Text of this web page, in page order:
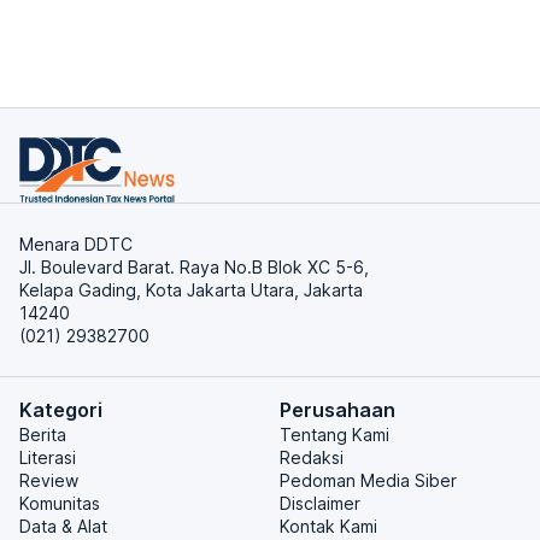
Menara DDTC
Jl. Boulevard Barat. Raya No.B Blok XC 5-6,
Kelapa Gading, Kota Jakarta Utara, Jakarta
14240
(021) 29382700
Kategori
Berita
Literasi
Review
Komunitas
Data & Alat
Perusahaan
Tentang Kami
Redaksi
Pedoman Media Siber
Disclaimer
Kontak Kami